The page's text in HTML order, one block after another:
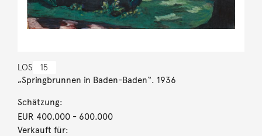
LOS 15
„Springbrunnen in Baden-Baden“. 1936
Schätzung:
EUR 400.000- 600.000
Verkauft für: